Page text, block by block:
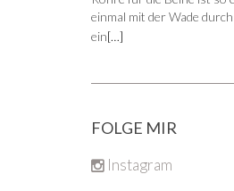
einmal mit der Wade
ein[…]
FOLGE MIR
Instagram